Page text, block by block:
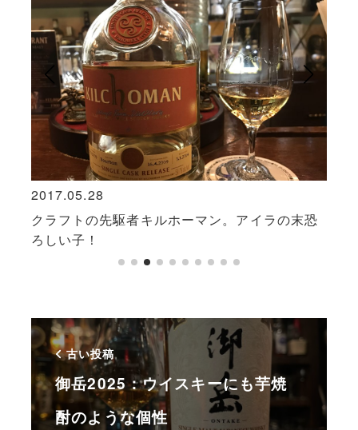
2017.05.28
クラフトの先駆者キルホーマン。アイラの末恐
ろしい子！
古い投稿
御岳2025：ウイスキーにも芋焼
酎のような個性